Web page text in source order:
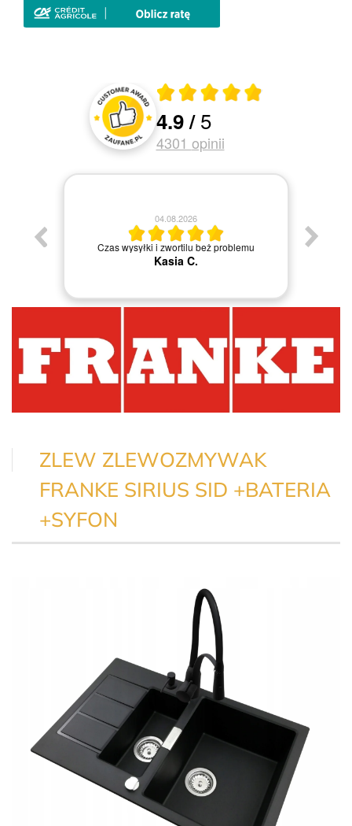
Oceny i recenzje klientów
Średnia ocena 4.9 z 5
4.9/5
4301 opinii
04.08.2026
Czas wysyłki i zwortilu beż problemu
Kasia C.
ZLEW ZLEWOZMYWAK
FRANKE SIRIUS SID +BATERIA
+SYFON